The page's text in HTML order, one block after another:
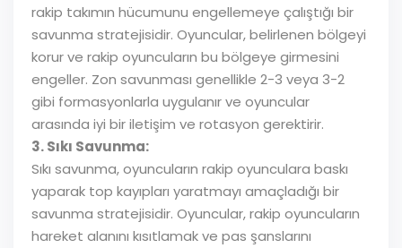
rakip takımın hücumunu engellemeye çalıştığı bir
savunma stratejisidir. Oyuncular, belirlenen bölgeyi
korur ve rakip oyuncuların bu bölgeye girmesini
engeller. Zon savunması genellikle 2-3 veya 3-2
gibi formasyonlarla uygulanır ve oyuncular
arasında iyi bir iletişim ve rotasyon gerektirir.
3. Sıkı Savunma:
Sıkı savunma, oyuncuların rakip oyunculara baskı
yaparak top kayıpları yaratmayı amaçladığı bir
savunma stratejisidir. Oyuncular, rakip oyuncuların
hareket alanını kısıtlamak ve pas şanslarını